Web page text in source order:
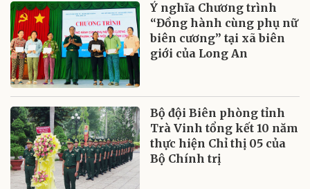
Ý nghĩa Chương trình
“Đồng hành cùng phụ nữ
biên cương” tại xã biên
giới của Long An
Bộ đội Biên phòng tỉnh
Trà Vinh tổng kết 10 năm
thực hiện Chỉ thị 05 của
Bộ Chính trị